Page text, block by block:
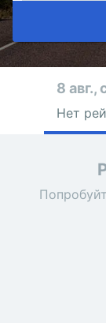
8 авг.,
Нет